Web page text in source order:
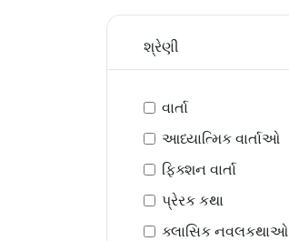
શ્રેણી
વાર્તા
આધ્યાત્મિક વાર્તાઓ
ફિક્શન વાર્તા
પ્રેરક કથા
ક્લાસિક નવલકથાઓ